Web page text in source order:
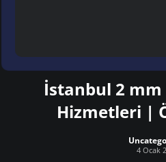
İstanbul 2
Hizmetleri |
4 Ocak